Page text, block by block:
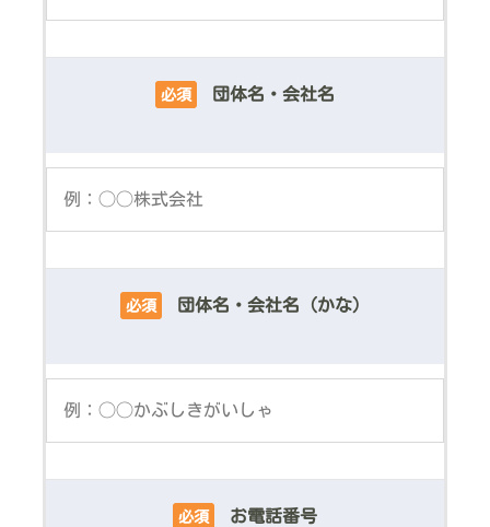
必須 団体名・会社名
必須 団体名・会社名（かな）
必須 お電話番号